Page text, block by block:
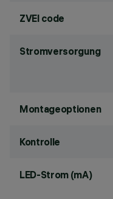
ZVEI code
Stromversorgung
Montageoptionen
Kontrolle
LED-Strom (mA)